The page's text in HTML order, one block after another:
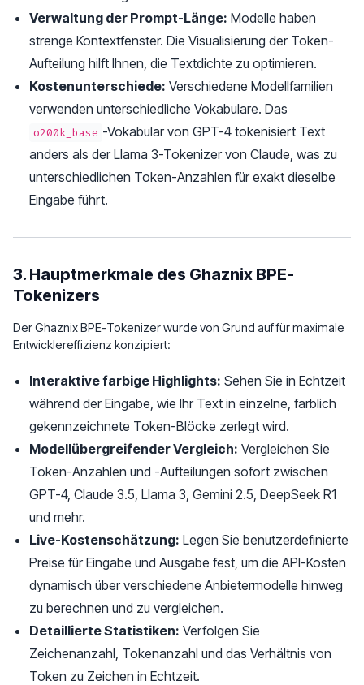
Verwaltung der Prompt-Länge: Modelle haben
strenge Kontextfenster. Die Visualisierung der Token-
Aufteilung hilft Ihnen, die Textdichte zu optimieren.
Kostenunterschiede: Verschiedene Modellfamilien
verwenden unterschiedliche Vokabulare. Das
o200k_base -Vokabular von GPT-4 tokenisiert Text
anders als der Llama 3-Tokenizer von Claude, was zu
unterschiedlichen Token-Anzahlen für exakt dieselbe
Eingabe führt.
3. Hauptmerkmale des Ghaznix BPE-
Tokenizers
Der Ghaznix BPE-Tokenizer wurde von Grund auf für maximale
Entwicklereffizienz konzipiert:
Interaktive farbige Highlights: Sehen Sie in Echtzeit
während der Eingabe, wie Ihr Text in einzelne, farblich
gekennzeichnete Token-Blöcke zerlegt wird.
Modellübergreifender Vergleich: Vergleichen Sie
Token-Anzahlen und -Aufteilungen sofort zwischen
GPT-4, Claude 3.5, Llama 3, Gemini 2.5, DeepSeek R1
und mehr.
Live-Kostenschätzung: Legen Sie benutzerdefinierte
Preise für Eingabe und Ausgabe fest, um die API-Kosten
dynamisch über verschiedene Anbietermodelle hinweg
zu berechnen und zu vergleichen.
Detaillierte Statistiken: Verfolgen Sie
Zeichenanzahl, Tokenanzahl und das Verhältnis von
Token zu Zeichen in Echtzeit.